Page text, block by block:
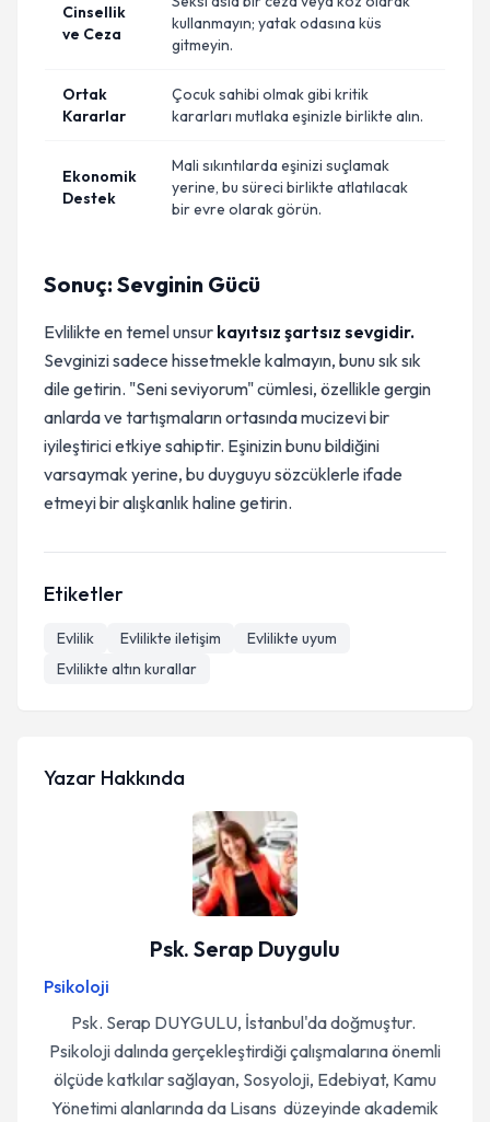
Cinsellik
ve Ceza
kullanmayın; yatak odasına küs
gitmeyin.
Ortak
Kararlar
Çocuk sahibi olmak gibi kritik
kararları mutlaka eşinizle birlikte alın.
Ekonomik
Destek
Mali sıkıntılarda eşinizi suçlamak
yerine, bu süreci birlikte atlatılacak
bir evre olarak görün.
Sonuç: Sevginin Gücü
Evlilikte en temel unsur kayıtsız şartsız sevgidir.
Sevginizi sadece hissetmekle kalmayın, bunu sık sık
dile getirin. "Seni seviyorum" cümlesi, özellikle gergin
anlarda ve tartışmaların ortasında mucizevi bir
iyileştirici etkiye sahiptir. Eşinizin bunu bildiğini
varsaymak yerine, bu duyguyu sözcüklerle ifade
etmeyi bir alışkanlık haline getirin.
Etiketler
Evlilik Evlilikte iletişim
Evlilikte uyum
Evlilikte altın kurallar
Yazar Hakkında
Psk. Serap Duygulu
Psikoloji
Psk. Serap DUYGULU, İstanbul'da doğmuştur.
Psikoloji dalında gerçekleştirdiği çalışmalarına önemli
ölçüde katkılar sağlayan, Sosyoloji, Edebiyat, Kamu
Yönetimi alanlarında da Lisans düzeyinde akademik